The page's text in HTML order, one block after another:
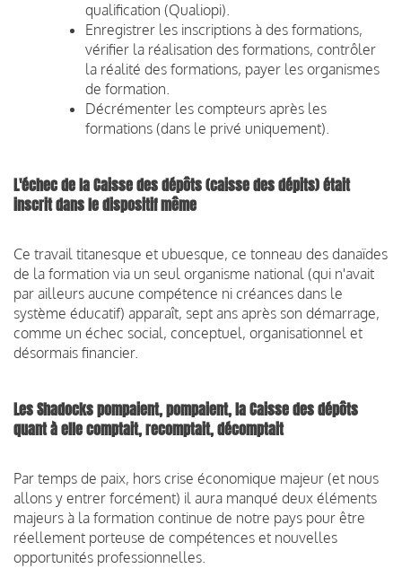
qualification (Qualiopi).
Enregistrer les inscriptions à des formations,
vérifier la réalisation des formations, contrôler
la réalité des formations, payer les organismes
de formation.
Décrémenter les compteurs après les
formations (dans le privé uniquement).
L'échec de la Caisse des dépôts (caisse des dépits) était
inscrit dans le dispositif même
Ce travail titanesque et ubuesque, ce tonneau des danaïdes
de la formation via un seul organisme national (qui n'avait
par ailleurs aucune compétence ni créances dans le
système éducatif) apparaît, sept ans après son démarrage,
comme un échec social, conceptuel, organisationnel et
désormais financier.
Les Shadocks pompaient, pompaient, la Caisse des dépôts
quant à elle comptait, recomptait, décomptait
Par temps de paix, hors crise économique majeur (et nous
allons y entrer forcément) il aura manqué deux éléments
majeurs à la formation continue de notre pays pour être
réellement porteuse de compétences et nouvelles
opportunités professionnelles.